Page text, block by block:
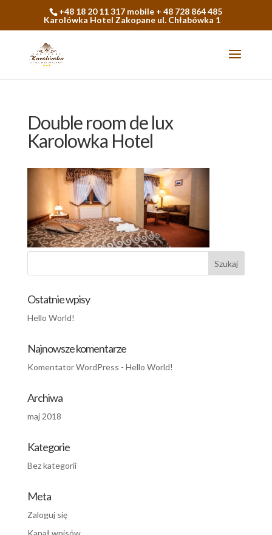
+48 18 20 11 317 mobile + 48 728 864 485
Karolówka Hotel Zakopane ul. Chłabówka 1
Double room de lux
Karolowka Hotel
Ostatnie wpisy
Hello World!
Najnowsze komentarze
Komentator WordPress - Hello World!
Archiwa
maj 2018
Kategorie
Bez kategorii
Meta
Zaloguj się
Kanał wpisów